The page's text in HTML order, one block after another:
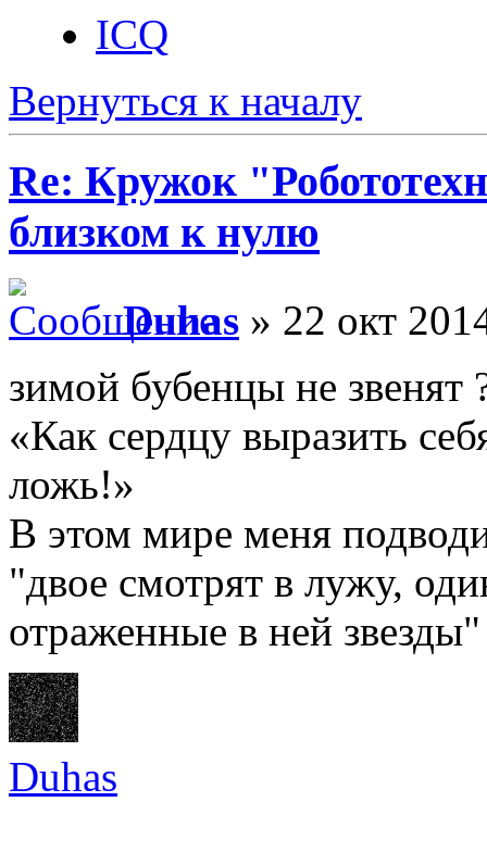
ICQ
Вернуться к началу
Re: Кружок
близком к нулю
Duhas » 22 окт
зимой бубенцы не звенят
«Как сердцу выразить
ложь!»
В этом мире меня
"двое смотрят в лужу,
отраженные в ней звезды"
Duhas